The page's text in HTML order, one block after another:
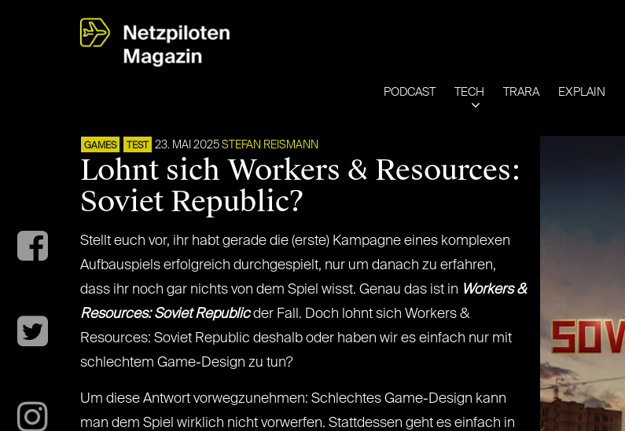
PODCAST TECH TRARA EXPLAIN
GAMES TEST 23. MAI 2025 STEFAN REISMANN
Lohnt sich Workers & Resources:
Soviet Republic?
Stellt euch vor, ihr habt gerade die (erste) Kampagne eines komplexen
Aufbauspiels erfolgreich durchgespielt, nur um danach zu erfahren,
dass ihr noch gar nichts von dem Spiel wisst. Genau das ist in Workers &
Resources: Soviet Republicder Fall. Doch lohnt sich Workers &
Resources: Soviet Republic deshalb oder haben wir es einfach nur mit
schlechtem Game-Design zu tun?
Um diese Antwort vorwegzunehmen: Schlechtes Game-Design kann
man dem Spiel wirklich nicht vorwerfen. Stattdessen geht es einfach in